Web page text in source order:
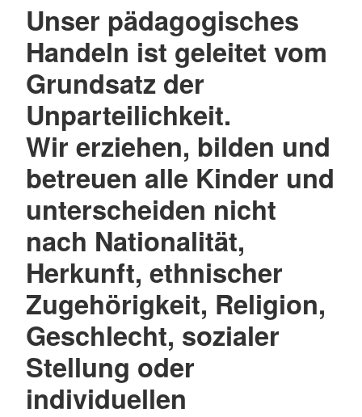
Unser pädagogisches
Handeln ist geleitet vom
Grundsatz der
Unparteilichkeit.
Wir erziehen, bilden und
betreuen alle Kinder und
unterscheiden nicht
nach Nationalität,
Herkunft, ethnischer
Zugehörigkeit, Religion,
Geschlecht, sozialer
Stellung oder
individuellen